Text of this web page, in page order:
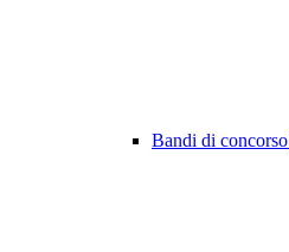
Bandi di concorso